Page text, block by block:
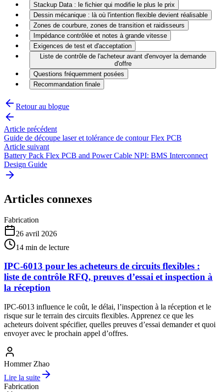
Stackup Data : le fichier qui modifie le plus le prix
Dessin mécanique : là où l'intention flexible devient réalisable
Zones de courbure, zones de transition et raidisseurs
Impédance contrôlée et notes à grande vitesse
Exigences de test et d'acceptation
Liste de contrôle de l'acheteur avant d'envoyer la demande
d'offre
Questions fréquemment posées
Recommandation finale
Retour au blogue
Article précédent
Guide de découpe laser et tolérance de contour Flex PCB
Article suivant
Battery Pack Flex PCB and Power Cable NPI: BMS Interconnect
Design Guide
Articles connexes
Fabrication
26 avril 2026
14 min de lecture
IPC-6013 pour les acheteurs de circuits flexibles :
liste de contrôle RFQ, preuves d’essai et inspection à
la réception
IPC-6013 influence le coût, le délai, l’inspection à la réception et le
risque sur le terrain des circuits flexibles. Apprenez ce que les
acheteurs doivent spécifier, quelles preuves d’essai demander et quoi
envoyer avec le prochain appel d’offres.
Hommer Zhao
Lire la suite
Fabrication